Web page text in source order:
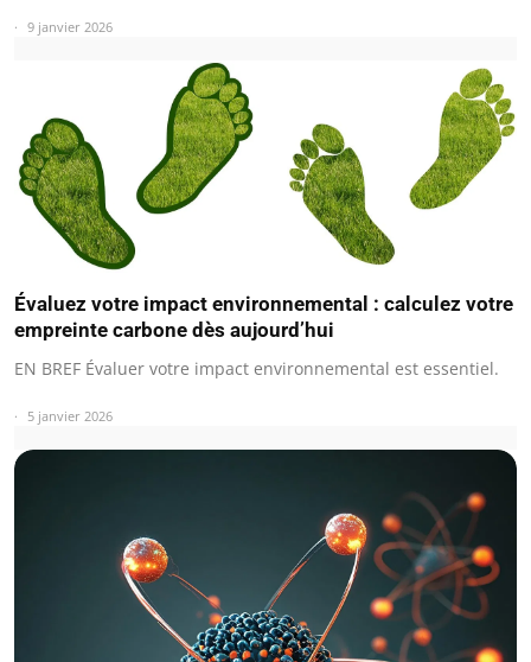
9 janvier 2026
Évaluez votre impact environnemental : calculez votre
empreinte carbone dès aujourd’hui
EN BREF Évaluer votre impact environnemental est essentiel.
5 janvier 2026